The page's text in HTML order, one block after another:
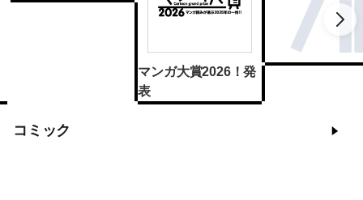
マンガ大賞2026！発
表
コミック